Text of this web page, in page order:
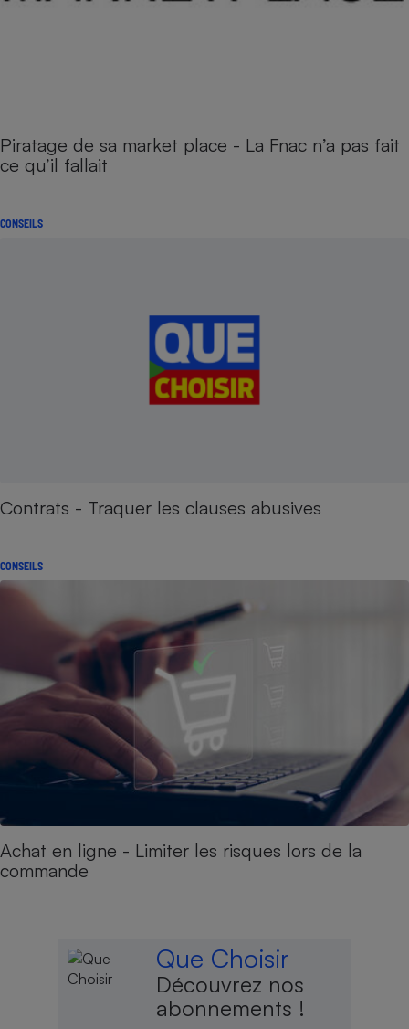
Piratage de sa market place - La Fnac n’a pas fait
ce qu’il fallait
CONSEILS
Contrats - Traquer les clauses abusives
CONSEILS
Achat en ligne - Limiter les risques lors de la
commande
Que Choisir
Découvrez nos
abonnements !